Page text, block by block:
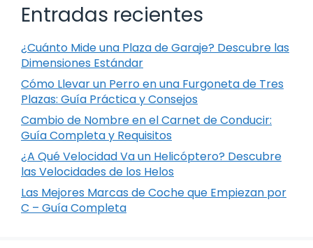
Entradas recientes
¿Cuánto Mide una Plaza de Garaje? Descubre las
Dimensiones Estándar
Cómo Llevar un Perro en una Furgoneta de Tres
Plazas: Guía Práctica y Consejos
Cambio de Nombre en el Carnet de Conducir:
Guía Completa y Requisitos
¿A Qué Velocidad Va un Helicóptero? Descubre
las Velocidades de los Helos
Las Mejores Marcas de Coche que Empiezan por
C – Guía Completa